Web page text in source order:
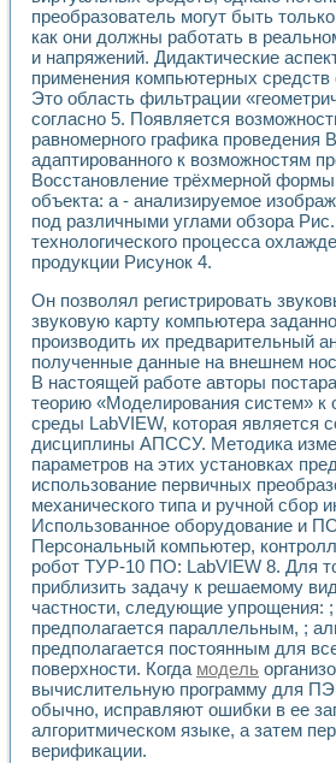
преобразователь могут быть
как они должны работать в
и напряжений. Дидактические
применения компьютерных средств
Это область фильтрации
согласно 5. Появляется
равномерного графика проведения
адаптированного к возможностям
Восстановление трёхмерной
объекта: а - анализируемое
под различными углами обзора
технологического процесса
продукции Рисунок 4.
Он позволял регистрировать
звуковую карту компьютера
производить их предварительный
полученные данные на внешнем
В настоящей работе авторы
теорию «Моделирования систем» к
среды LabVIEW, которая является
дисциплины АПССУ. Методика
параметров на этих установках
использование первичных
механического типа и ручной сбор
Использованное оборудование и
Персональный компьютер,
робот ТУР-10 ПО: LabVIEW 8. Для
приблизить задачу к решаемому
частности, следующие упрощения:
предполагается параллельным, ;
предполагается постоянным для
поверхности. Когда модель
вычислительную программу для
обычно, исправляют ошибки в ее
алгоритмическом языке, а затем
верификации.